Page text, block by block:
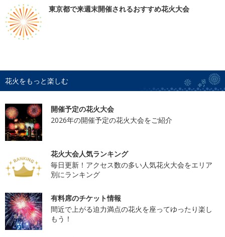
東京都で来週末開催されるおすすめ花火大会
花火をもっと楽しむ
開催予定の花火大会
2026年の開催予定の花火大会をご紹介
花火大会人気ランキング
毎日更新！アクセス数の多い人気花火大会をエリア
別にランキング
有料席のチケット情報
間近で上がる迫力満点の花火を座ってゆったり楽し
もう！